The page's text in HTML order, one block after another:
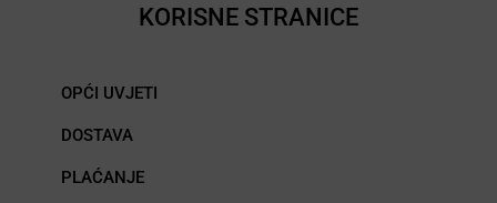
KORISNE STRANICE
OPĆI UVJETI
DOSTAVA
PLAĆANJE